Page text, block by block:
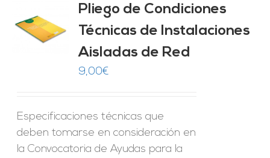
Pliego de Condiciones
Técnicas de Instalaciones
Aisladas de Red
9,00€
Especificaciones técnicas que
deben tomarse en consideración en
la Convocatoria de Ayudas para la